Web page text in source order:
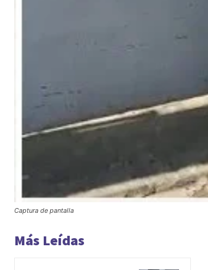
Captura de pantalla
Más Leídas